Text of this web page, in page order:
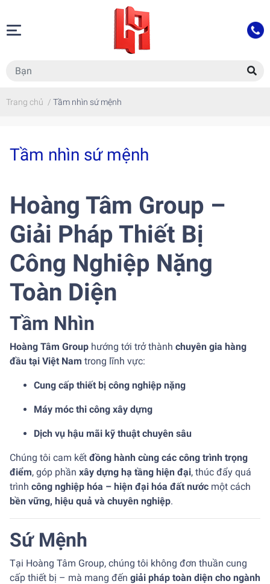
Trang chủ / Tầm nhìn sứ mệnh
Tầm nhìn sứ mệnh
Hoàng Tâm Group –
Giải Pháp Thiết Bị
Công Nghiệp Nặng
Toàn Diện
Tầm Nhìn
Hoàng Tâm Group hướng tới trở thành chuyên gia hàng
đầu tại Việt Nam trong lĩnh vực:
Cung cấp thiết bị công nghiệp nặng
Máy móc thi công xây dựng
Dịch vụ hậu mãi kỹ thuật chuyên sâu
Chúng tôi cam kết đồng hành cùng các công trình trọng
điểm, góp phần xây dựng hạ tầng hiện đại, thúc đẩy quá
trình công nghiệp hóa – hiện đại hóa đất nước một cách
bền vững, hiệu quả và chuyên nghiệp.
Sứ Mệnh
Tại Hoàng Tâm Group, chúng tôi không đơn thuần cung
cấp thiết bị – mà mang đến giải pháp toàn diện cho ngành